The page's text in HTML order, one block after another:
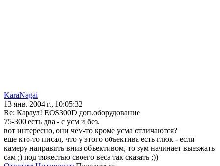
KaraNagai
13 янв. 2004 г., 10:05:32
Re: Караул! EOS300D доп.оборудование
75-300 есть два - с усм и без.
вот интересно, они чем-то кроме усма отличаются?
еще кто-то писал, что у этого объектива есть глюк - если
камеру направить вниз объективом, то зум начинает выезжать
сам ;) под тяжестью своего веса так сказать ;))